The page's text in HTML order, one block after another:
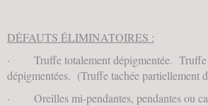
DÉFAUTS ÉLIMINATOIRES :
· Truffe totalement dépigmentée. Truffe
dépigmentées. (Truffe tachée partiellement
· Oreilles mi-pendantes, pendantes ou